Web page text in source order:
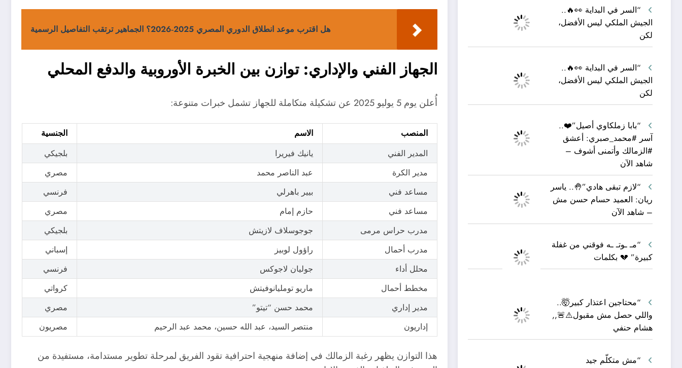
“السر في البداية 👀🔥..
الجيش الملكي ليس الأفضل،
لكن
“السر في البداية 👀🔥..
الجيش الملكي ليس الأفضل،
لكن
“بابا زملكاوي أصيل”❤️..
آسر #محمد_صبري: أعشق
#الزمالك وأتمنى أشوف –
شاهد الآن
“لازم تبقى هادي”🤚.. ياسر
ريان: العميد حسام حسن مش
– شاهد الآن
“مـ ـوتـ ـه فوقني من غفلة
كبيرة” 💔 بكلمات
“محتاجين اعتذار كبير🤯..
واللي حصل مش مقبول⚠️🚨,,
هشام حنفي
“مش متكلّم جيد
هل اقترب موعد انطلاق الدوري المصري 2025‑2026؟ الجماهير ترتقب التفاصيل الرسمية
الجهاز الفني والإداري: توازن بين الخبرة الأوروبية والدفع المحلي
أُعلن يوم 5 يوليو 2025 عن تشكيلة متكاملة للجهاز تشمل خبرات متنوعة:
المنصب الاسم
الجنسية
المدير الفني
يانيك فيريرا
بلجيكي
مدير الكرة
عبد الناصر محمد
مصري
مساعد فني
بيير باهرلي
فرنسي
مساعد فني
حازم إمام
مصري
مدرب حراس مرمى
جوجوسلاف لازيتش
بلجيكي
مدرب أحمال
راؤول لوبيز
إسباني
محلل أداء
جوليان لاجوكس
فرنسي
مخطط أحمال
ماريو تومليانوفيتش
كرواتي
مدير إداري
محمد حسن “تيتو”
مصري
إداريون
منتصر السيد، عبد الله حسين، محمد عبد الرحيم مصريون
هذا التوازن يظهر رغبة الزمالك في إضافة منهجية احترافية تقود الفريق لمرحلة تطوير مستدامة، مستفيدة من